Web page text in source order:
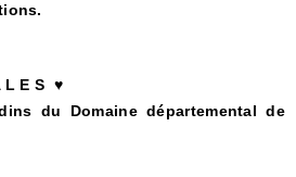
L E S ♥
du Domaine départemental de